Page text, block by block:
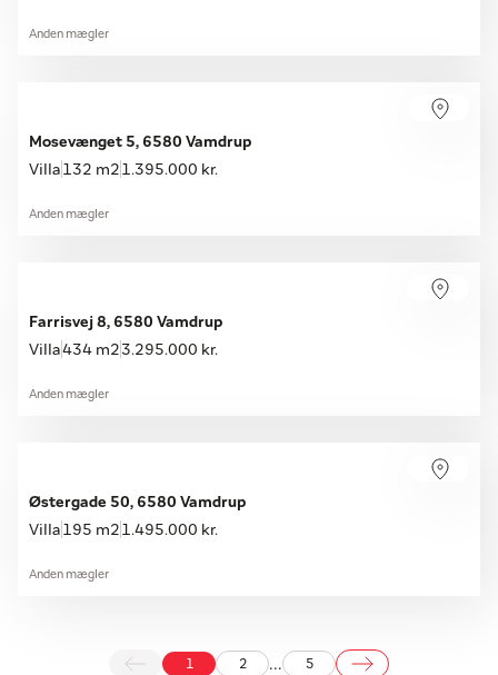
Anden mægler
Mosevænget 5, 6580 Vamdrup
Villa 132 m2 1.395.000 kr.
Anden mægler
Farrisvej 8, 6580 Vamdrup
Villa434 m2 3.295.000 kr.
Anden mægler
Østergade 50, 6580 Vamdrup
Villa 195 m2 1.495.000 kr.
Anden mægler
2 ... 5